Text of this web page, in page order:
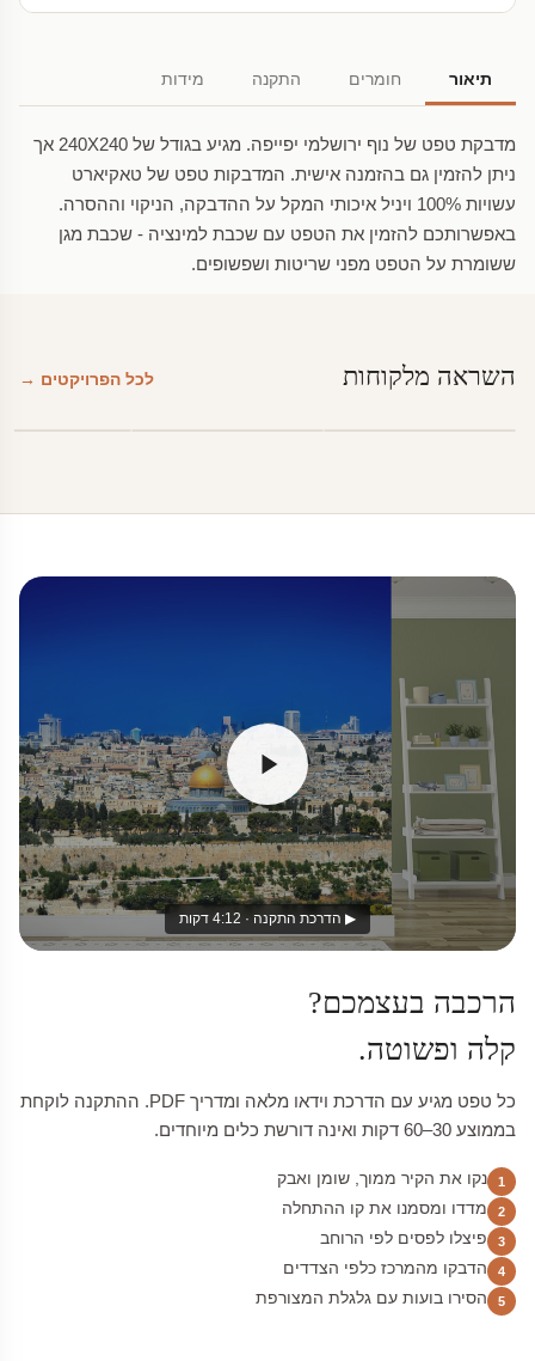
תיאור חומרים התקנה מידות
מדבקת טפט של נוף ירושלמי יפייפה. מגיע בגודל של 240X240 אך
ניתן להזמין גם בהזמנה אישית. המדבקות טפט של טאקיארט
עשויות 100% ויניל איכותי המקל על ההדבקה, הניקוי וההסרה.
באפשרותכם להזמין את הטפט עם שכבת למינציה - שכבת מגן
ששומרת על הטפט מפני שריטות ושפשופים.
השראה מלקוחות לכל הפרויקטים →
▶ הדרכת התקנה · 4:12 דקות
הרכבה בעצמכם?
קלה ופשוטה.
כל טפט מגיע עם הדרכת וידאו מלאה ומדריך PDF. ההתקנה לוקחת
בממוצע 30–60 דקות ואינה דורשת כלים מיוחדים.
1 נקו את הקיר ממוך, שומן ואבק
2 מדדו ומסמנו את קו ההתחלה
3 פיצלו לפסים לפי הרוחב
4 הדבקו מהמרכז כלפי הצדדים
5 הסירו בועות עם גלגלת המצורפת